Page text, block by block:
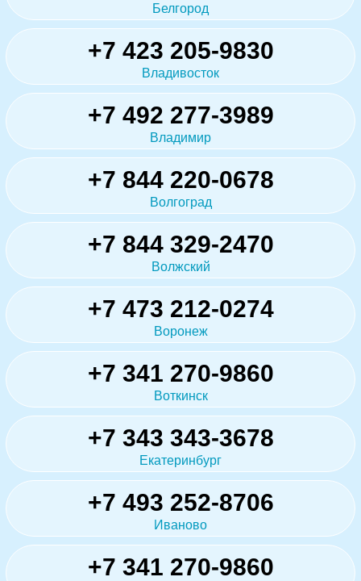
Белгород
+7 423 205-9830
Владивосток
+7 492 277-3989
Владимир
+7 844 220-0678
Волгоград
+7 844 329-2470
Волжский
+7 473 212-0274
Воронеж
+7 341 270-9860
Воткинск
+7 343 343-3678
Екатеринбург
+7 493 252-8706
Иваново
+7 341 270-9860